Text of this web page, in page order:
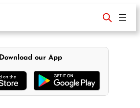
Download our App